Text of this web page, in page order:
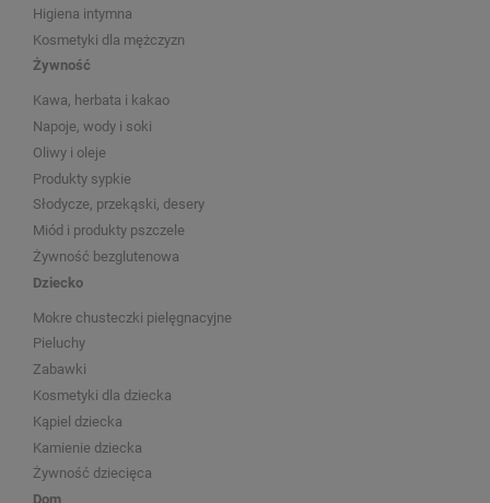
Higiena intymna
Kosmetyki dla mężczyzn
Żywność
Kawa, herbata i kakao
Napoje, wody i soki
Oliwy i oleje
Produkty sypkie
Słodycze, przekąski, desery
Miód i produkty pszczele
Żywność bezglutenowa
Dziecko
Mokre chusteczki pielęgnacyjne
Pieluchy
Zabawki
Kosmetyki dla dziecka
Kąpiel dziecka
Kamienie dziecka
Żywność dziecięca
Dom